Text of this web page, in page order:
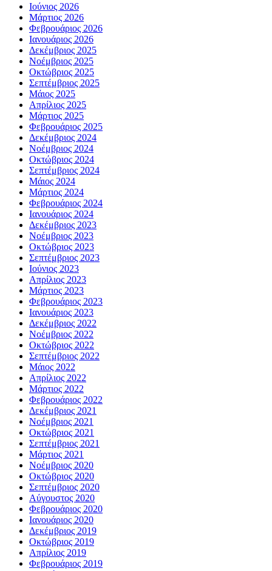
Ιούνιος 2026
Μάρτιος 2026
Φεβρουάριος 2026
Ιανουάριος 2026
Δεκέμβριος 2025
Νοέμβριος 2025
Οκτώβριος 2025
Σεπτέμβριος 2025
Μάιος 2025
Απρίλιος 2025
Μάρτιος 2025
Φεβρουάριος 2025
Δεκέμβριος 2024
Νοέμβριος 2024
Οκτώβριος 2024
Σεπτέμβριος 2024
Μάιος 2024
Μάρτιος 2024
Φεβρουάριος 2024
Ιανουάριος 2024
Δεκέμβριος 2023
Νοέμβριος 2023
Οκτώβριος 2023
Σεπτέμβριος 2023
Ιούνιος 2023
Απρίλιος 2023
Μάρτιος 2023
Φεβρουάριος 2023
Ιανουάριος 2023
Δεκέμβριος 2022
Νοέμβριος 2022
Οκτώβριος 2022
Σεπτέμβριος 2022
Μάιος 2022
Απρίλιος 2022
Μάρτιος 2022
Φεβρουάριος 2022
Δεκέμβριος 2021
Νοέμβριος 2021
Οκτώβριος 2021
Σεπτέμβριος 2021
Μάρτιος 2021
Νοέμβριος 2020
Οκτώβριος 2020
Σεπτέμβριος 2020
Αύγουστος 2020
Φεβρουάριος 2020
Ιανουάριος 2020
Δεκέμβριος 2019
Οκτώβριος 2019
Απρίλιος 2019
Φεβρουάριος 2019